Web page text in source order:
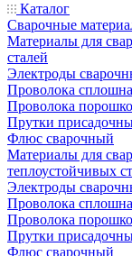
Каталог
Сварочные
Материалы для
сталей
Электроды
Проволока
Проволока
Прутки
Флюс сварочный
Материалы для
теплоустойчивых
Электроды
Проволока
Проволока
Прутки
Флюс сварочный